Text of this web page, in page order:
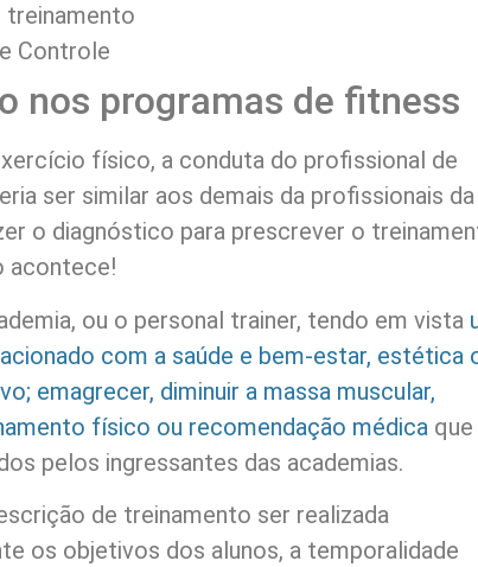
treinamento
Controle
nos programas de fitness
físico, a conduta do profissional de
ser similar aos demais da profissionais
o diagnóstico para prescrever o
acontece!
ou o personal trainer, tendo em vista
com a saúde e bem-estar, estética
emagrecer, diminuir a massa muscular,
físico ou recomendação médica
pelos ingressantes das academias.
de treinamento ser realizada
os objetivos dos alunos, a temporalidade